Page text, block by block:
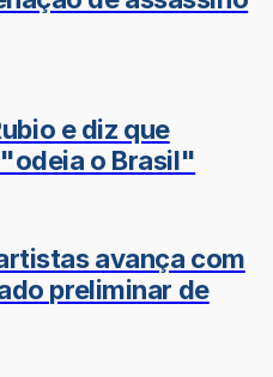
e diz que
o Brasil"
avança com
preliminar de